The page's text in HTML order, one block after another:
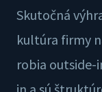
Skutočná
kultúra firmy
robia outside-